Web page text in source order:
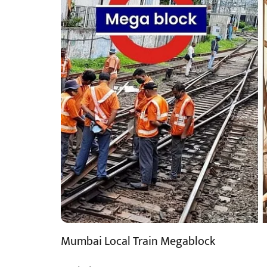
Mumbai Local Train Megablock